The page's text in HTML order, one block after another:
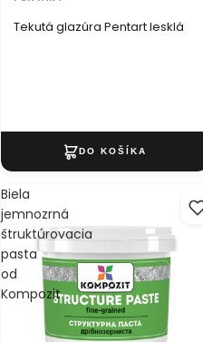
Tekutá glazúra Pentart lesklá
Biela
jemnozrná
štruktúrovacia
pasta
od
Kompozit